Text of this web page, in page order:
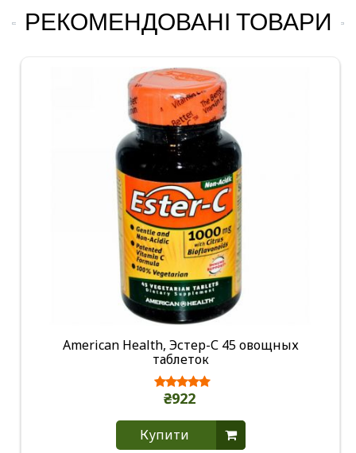
РЕКОМЕНДОВАНІ ТОВАРИ
American Health, Эстер-С 45 овощных
таблеток
₴922
Купити